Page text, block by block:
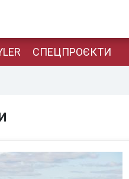
СПЕЦПРОЄКТИ